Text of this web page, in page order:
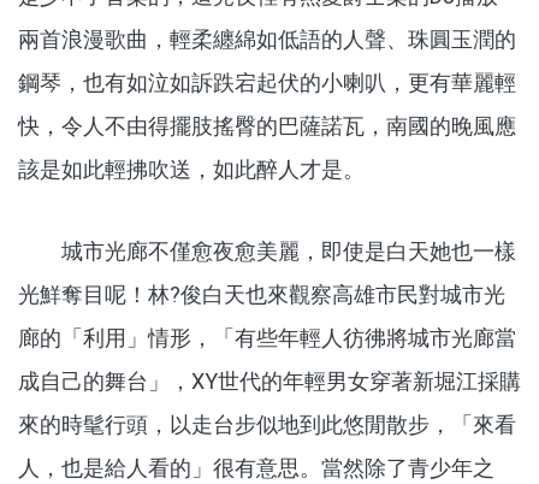
兩首浪漫歌曲，輕柔纏綿如低語的人聲、珠圓玉潤的
鋼琴，也有如泣如訴跌宕起伏的小喇叭，更有華麗輕
快，令人不由得擺肢搖臀的巴薩諾瓦，南國的晚風應
該是如此輕拂吹送，如此醉人才是。
城市光廊不僅愈夜愈美麗，即使是白天她也一樣
光鮮奪目呢！林?俊白天也來觀察高雄市民對城市光
廊的「利用」情形，「有些年輕人彷彿將城市光廊當
成自己的舞台」，XY世代的年輕男女穿著新堀江採購
來的時髦行頭，以走台步似地到此悠閒散步，「來看
人，也是給人看的」很有意思。當然除了青少年之